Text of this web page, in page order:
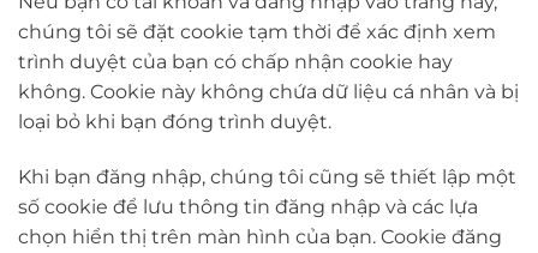
chúng tôi sẽ đặt cookie tạm thời để xác định xem
trình duyệt của bạn có chấp nhận cookie hay
không. Cookie này không chứa dữ liệu cá nhân và bị
loại bỏ khi bạn đóng trình duyệt.
Khi bạn đăng nhập, chúng tôi cũng sẽ thiết lập một
số cookie để lưu thông tin đăng nhập và các lựa
chọn hiển thị trên màn hình của bạn. Cookie đăng